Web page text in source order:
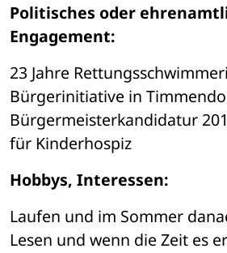
Politisches oder
Engagement:
23 Jahre
Bürgerinitiative in
Bürgermeisterkandidatur
für Kinderhospiz
Hobbys, Interessen:
Laufen und im Sommer
Lesen und wenn die Zeit es